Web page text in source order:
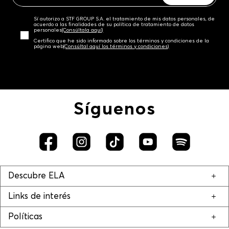
Sí autorizo a STF GROUP S.A. el tratamiento de mis datos personales, de
acuerdo a las finalidades de su política de tratamiento de datos
personales‎(Consúltala aquí)
Certifico que he sido informado sobre los términos y condiciones de la
página web‎(Consúltal aquí los términos y condiciones)
Síguenos
Descubre ELA
Links de interés
Políticas